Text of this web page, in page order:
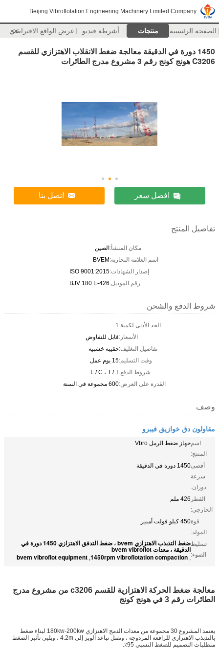
Beijing Vibroflotation Engineering Machinery Limited Company
الصفحة الرئيسية منتجات أشرطة فيديو عرض الواقع الافتراضي
>>
1450 دورة في الدقيقة معالجة ضغط الانقلاب الاهتزازي للقسم
C3206 هونج كونج رقم 3 مشروع مدرج الطائرات
افضل سعر اتصل بنا
تفاصيل المنتج
مكان المنشأ:الصين
اسم العلامة التجارية:BVEM
إصدار الشهادات:ISO 9001:2015
رقم الموديل:BJV 180 E-426
شروط الدفع والشحن
الحد الأدنى لكمية:1
الأسعار:قابل للتفاوض
تفاصيل التغليف:حقيبة خشبية
وقت التسليم:15 يوم عمل
شروط الدفع:L / C ، T / T
القدرة على العرض:600 مجموعة في السنة
وصف
مقاولون دق خوازيق فيبرو
اسم
المنتج:
جهاز ضغط الرمل Vbro
أقصى
سرعة
دوران:
1450 دورة في الدقيقة
القطر
الخارجي:
426 ملم
قوة
المولد:
450 كيلو فولت أمبير
تسليط
الضوء:
ضغط التذبذب الاهتزازي bvem ، ضغط التدفق الاهتزازي 1450 دورة في
الدقيقة ، معدات bvem vibroflot
,
1450rpm vibroflotation compaction
,
bvem vibroflot equipment
معالجة ضغط الحركة الاهتزازية للقسم c3206 من مشروع مدرج
الطائرات رقم 3 في هونج كونج
يعتمد المشروع 30 مجموعة من معدات الدمج الاهتزازي 180kw-200kw لبناء ضغط
بالتذبذب الاهتزازي للرافعة المزدوجة ، وتصل تباعد الوبر إلى 4.2m ، ويلبي تأثير الضغط
متطلبات التصميم للضغط النسبي 95٪.